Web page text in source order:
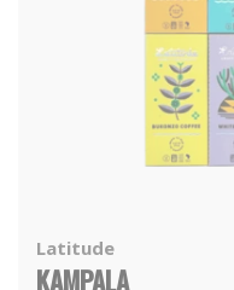
Latitude
KAMPALA